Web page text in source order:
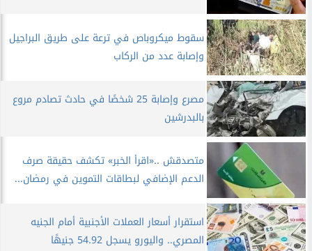
سقوط ميكروباص في ترعة على طريق البراجيل
وإصابة عدد من الركاب
مصرع وإصابة 25 شخصًا في حادث تصادم مروع
بالبدرشين
متصدقش ..«اقرأ الخبر» تكشف حقيقة صرف
الدعم الإضافي لبطاقات التموين في رمضان...
استقرار أسعار العملات الأجنبية أمام الجنيه
المصري.. واليورو يسجل 54.92 جنيهًا